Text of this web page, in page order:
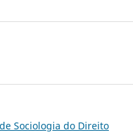
Sociologia do Direito